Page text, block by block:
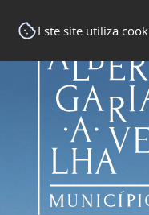
Este site utiliza